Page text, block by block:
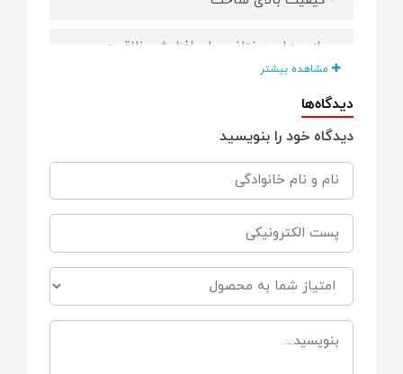
- بازی های مختلف، برای افزایش خلاقیت
کودکان
- موسیقی و نور چشمک زن، سرگرمی و هیجان
زیادی دارند.
- به کودکان کمک می کند صدای حیوانات
مختلف و اشکال هندسی مختلف را بیاموزند.
- اسباب بازی شامل پنج شکل هندسی و بلوک
های مکعبی و شش شکل از حیوانات است که
در دیواره خانه جای می گیرند.
مناسب برای
مشاهده بیشتر
دیدگاه‌ها
دیدگاه خود را بنویسید